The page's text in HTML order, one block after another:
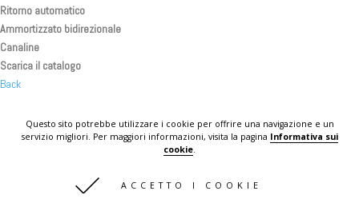
Questo sito potrebbe utilizzare i cookie per offrire una navigazione e un
servizio migliori. Per maggiori informazioni, visita la pagina Informativa sui
cookie.
ACCETTO I COOKIE
Ritorno automatico
Ammortizzato bidirezionale
Canaline
Scarica il catalogo
Back
KOMPLAST IN THE WORLD